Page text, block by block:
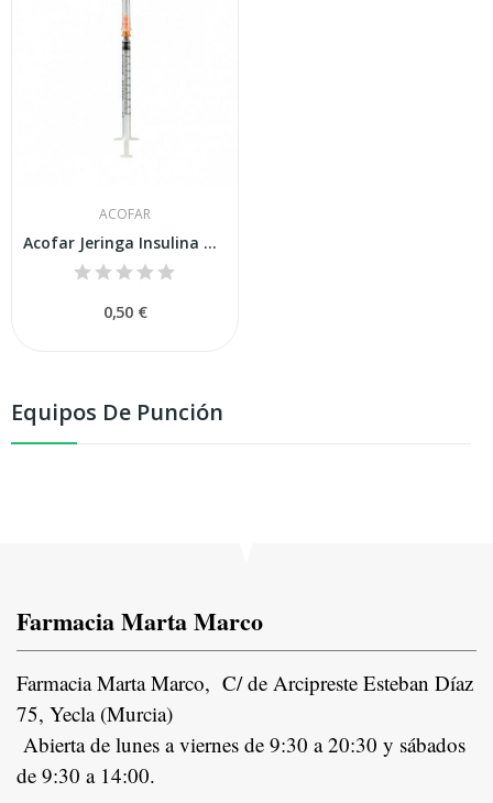
Equipos De Punción
ACOFAR
Acofar Jeringa Insulina Un Solo Uso U100 1ml
0,50 €
Farmacia Marta Marco
Farmacia Marta Marco, C/ de Arcipreste Esteban Díaz
75, Yecla (Murcia)
Abierta de lunes a viernes de 9:30 a 20:30 y sábados
de 9:30 a 14:00.